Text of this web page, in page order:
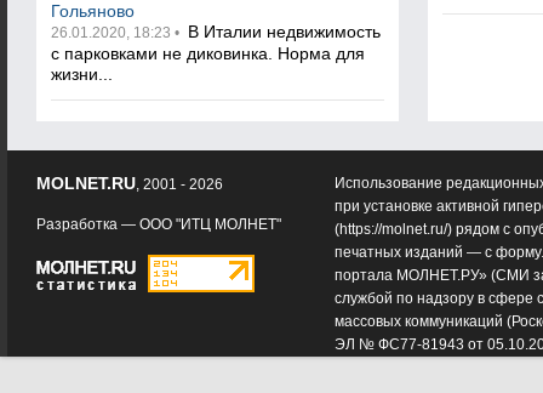
Гольяново
26.01.2020, 18:23 • В Италии недвижимость
с парковками не диковинка. Норма для
жизни...
Использование
при установке активной
(https://molnet.ru/) рядом с
печатных изданий — с
портала МОЛНЕТ.РУ» (СМИ
службой по надзору в сфере
массовых коммуникаций
ЭЛ № ФС77-81943 от
MOLNET.RU, 2001 - 2026
Разработка — ООО "ИТЦ МОЛНЕТ"